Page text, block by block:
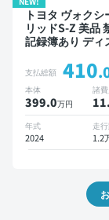
トヨタ ヴォク
リッドS-Z 美品
記録簿あり ディ
TV 後席モニター
ドスポットモニ
ルインナーミラ
ルーズ 3列シート
キー ETC 電動バ
バックモニター
ラ ドライブレコ
支払総額 410
本体
399.0万円
諸
11
年式
2024
走
1.2